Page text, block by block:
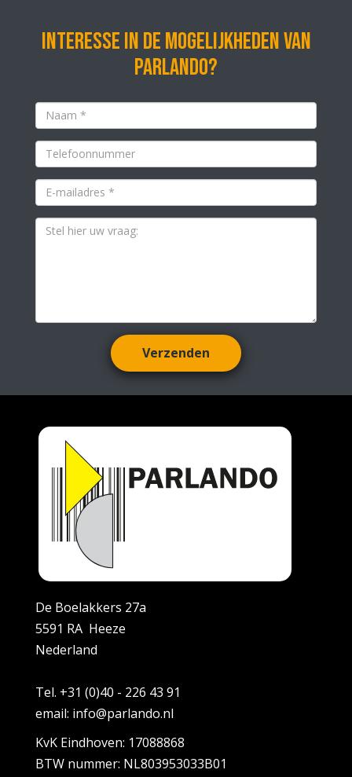
Interesse in de mogelijkheden van
Parlando?
Verzenden
De Boelakkers 27a
5591 RA Heeze
Nederland
Tel. +31 (0)40 - 226 43 91
email: info@parlando.nl
KvK Eindhoven: 17088868
BTW nummer: NL803953033B01